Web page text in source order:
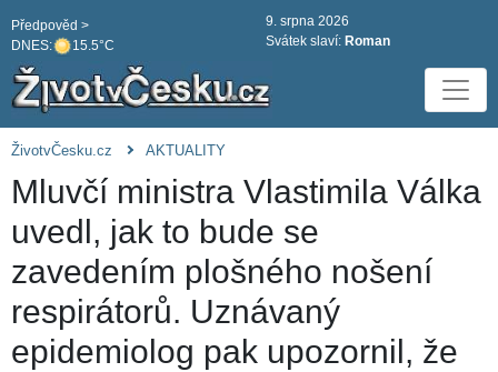
DNES: 15.5°C
Předpověd >
9. srpna 2026
Svátek slaví: Roman
ŽivotvČesku.cz AKTUALITY
Mluvčí ministra Vlastimila Válka
uvedl, jak to bude se
zavedením plošného nošení
respirátorů. Uznávaný
epidemiolog pak upozornil, že